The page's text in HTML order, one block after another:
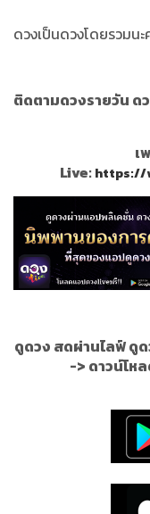
ดวงเป็นดวงโดยรวมน
ติดตามดวงรายวัน ด
เ
Live:https://
ดูดวง สดผ่านไลฟ์ ดู
-> ดาวน์โห